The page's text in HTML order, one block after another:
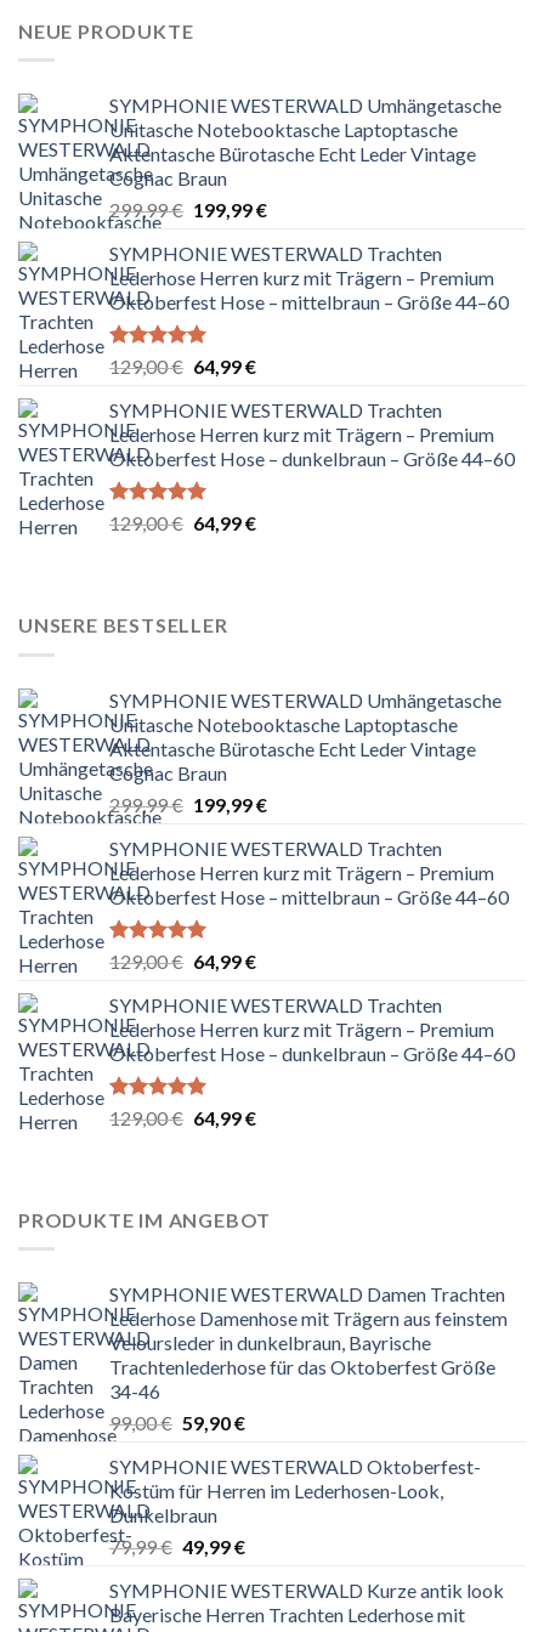
NEUE PRODUKTE
SYMPHONIE WESTERWALD Umhängetasche
Unitasche Notebooktasche Laptoptasche
Aktentasche Bürotasche Echt Leder Vintage
Cognac Braun
299,99€ Ursprünglicher
war:
299,99 €
199,99€Aktueller
ist:
199,99 €.
SYMPHONIE WESTERWALD Trachten
Lederhose Herren kurz mit Trägern – Premium
Oktoberfest Hose – mittelbraun – Größe 44–60
Bewertet
5.00
von 5
129,00€ Ursprünglicher
war:
129,00 €
64,99€Aktueller
ist:
64,99 €.
SYMPHONIE WESTERWALD Trachten
Lederhose Herren kurz mit Trägern – Premium
Oktoberfest Hose – dunkelbraun – Größe 44–60
Bewertet
5.00
129,00€ Ursprünglicher
64,99€Aktueller
UNSERE BESTSELLER
SYMPHONIE WESTERWALD Umhängetasche
Unitasche Notebooktasche Laptoptasche
Aktentasche Bürotasche Echt Leder Vintage
Cognac Braun
299,99€ Ursprünglicher
war:
299,99 €
199,99€Aktueller
ist:
199,99 €.
SYMPHONIE WESTERWALD Trachten
Lederhose Herren kurz mit Trägern – Premium
Oktoberfest Hose – mittelbraun – Größe 44–60
Bewertet
5.00
von 5
129,00€ Ursprünglicher
war:
129,00 €
64,99€Aktueller
ist:
64,99 €.
SYMPHONIE WESTERWALD Trachten
Lederhose Herren kurz mit Trägern – Premium
Oktoberfest Hose – dunkelbraun – Größe 44–60
Bewertet
5.00
129,00€ Ursprünglicher
64,99€Aktueller
PRODUKTE IM ANGEBOT
SYMPHONIE WESTERWALD Damen Trachten
Lederhose Damenhose mit Trägern aus feinstem
Veloursleder in dunkelbraun, Bayrische
Trachtenlederhose für das Oktoberfest Größe
34-46
99,00€ Ursprünglicher
war:
99,00 €
59,90€Aktueller
ist:
59,90 €.
SYMPHONIE WESTERWALD Oktoberfest-
Kostüm für Herren im Lederhosen-Look,
Dunkelbraun
79,99€ Ursprünglicher
war:
79,99 €
49,99€Aktueller
ist:
49,99 €.
SYMPHONIE WESTERWALD Kurze antik look
Bayerische Herren Trachten Lederhose mit